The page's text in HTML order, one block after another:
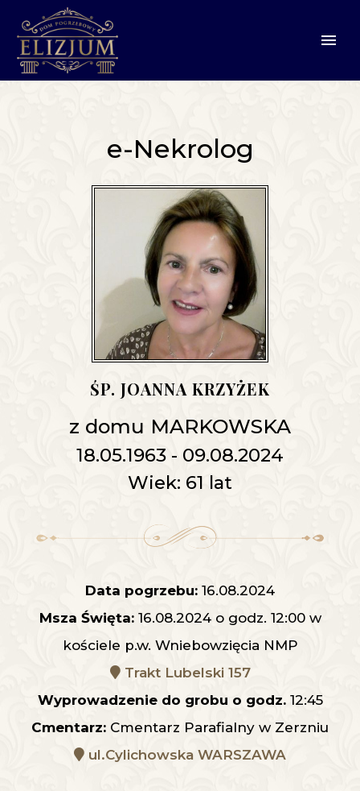
e-Nekrolog
ŚP. JOANNA KRZYŻEK
z domu MARKOWSKA
18.05.1963 - 09.08.2024
Wiek: 61 lat
Data pogrzebu: 16.08.2024
Msza Święta:16.08.2024 o godz. 12:00 w
kościele p.w. Wniebowzięcia NMP
Trakt Lubelski 157
Wyprowadzenie do grobu o godz.12:45
Cmentarz: Cmentarz Parafialny w Zerzniu
ul.Cylichowska WARSZAWA